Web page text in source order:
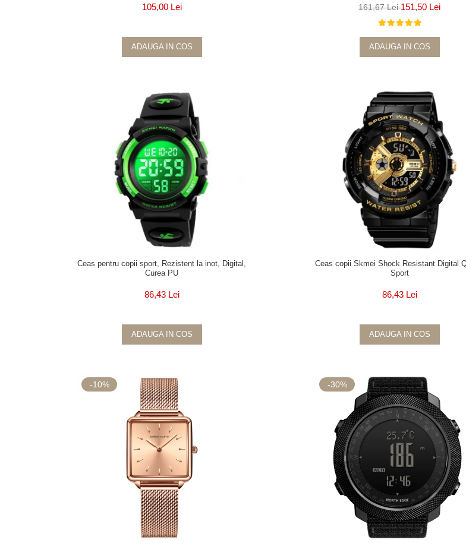
105,00 Lei
ADAUGA IN COS
161,67 Lei151,50 Lei
ADAUGA IN COS
Ceas pentru copii sport, Rezistent la inot, Digital,
Curea PU
86,43 Lei
ADAUGA IN COS
Ceas copii Skmei Shock Resistant Digital
Sport
86,43 Lei
ADAUGA IN COS
-10% -30%